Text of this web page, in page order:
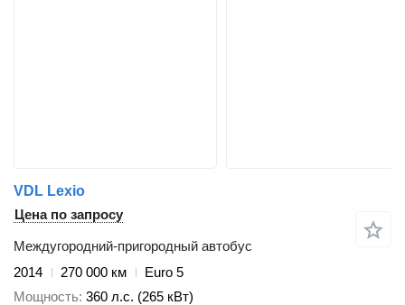
VDL Lexio
Цена по запросу
Междугородний-пригородный автобус
2014
270 000 км
Euro 5
Мощность 360 л.с. (265 кВт)